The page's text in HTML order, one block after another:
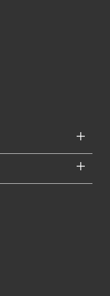
거 페인트가 선도적인 기